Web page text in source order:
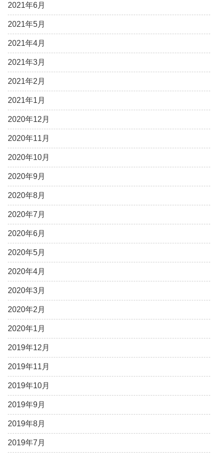
2021年6月
2021年5月
2021年4月
2021年3月
2021年2月
2021年1月
2020年12月
2020年11月
2020年10月
2020年9月
2020年8月
2020年7月
2020年6月
2020年5月
2020年4月
2020年3月
2020年2月
2020年1月
2019年12月
2019年11月
2019年10月
2019年9月
2019年8月
2019年7月